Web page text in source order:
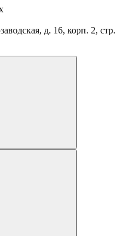
д. 16, корп. 2, стр.